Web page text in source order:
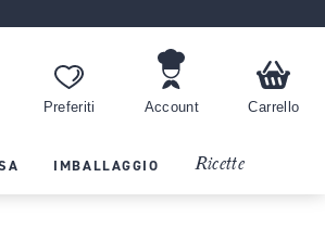
Preferiti Account Carrello
IMBALLAGGIO Ricette